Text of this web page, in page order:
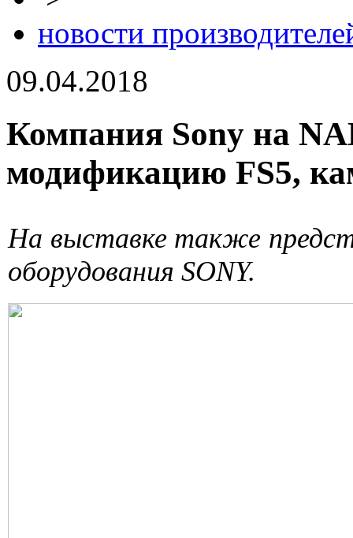
новости
09.04.2018
Компания Sony на
модификацию FS5,
На выставке также
оборудования SONY.